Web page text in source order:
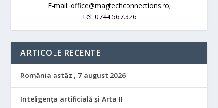
E-mail: office@magtechconnections.ro;
Tel: 0744.567.326
ARTICOLE RECENTE
România astăzi, 7 august 2026
Inteligența artificială și Arta II